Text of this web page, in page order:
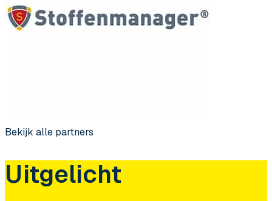
Bekijk alle partners
Uitgelicht